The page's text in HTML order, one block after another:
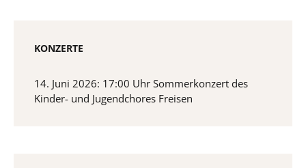
KONZERTE
14. Juni 2026: 17:00 Uhr Sommerkonzert des
Kinder- und Jugendchores Freisen